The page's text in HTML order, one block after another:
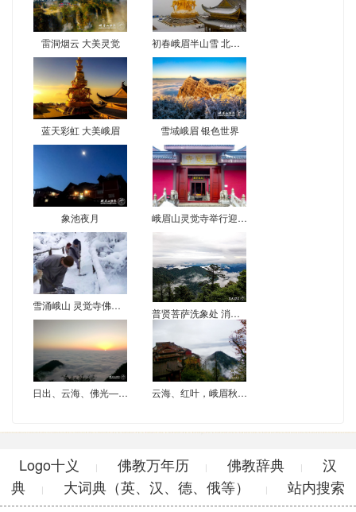
雷洞烟云 大美灵觉 初春峨眉半山雪 北国风光分外娇
蓝天彩虹 大美峨眉 雪域峨眉 银色世界
象池夜月 峨眉山灵觉寺举行迎春诵经法会
雪涌峨山 灵觉寺佛子清扫山路积雪
普贤菩萨洗象处 消夏避暑正当时
日出、云海、佛光——象池初冬奇观 云海、红叶，峨眉秋色最动人
Logo十义 | 佛教万年历 | 佛教辞典 |
汉
典
| 大词典（英、汉、德、俄等） |
站内搜索